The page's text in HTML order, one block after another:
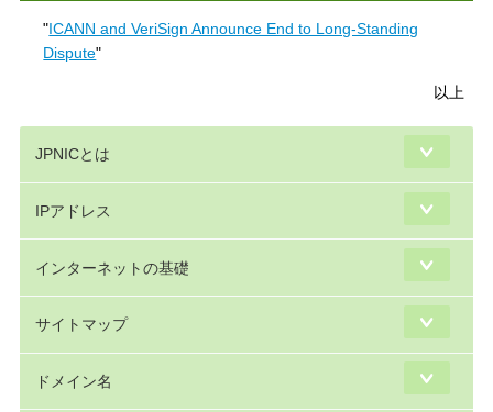
"ICANN and VeriSign Announce End to Long-Standing
Dispute"
以上
JPNICとは
IPアドレス
インターネットの基礎
サイトマップ
ドメイン名